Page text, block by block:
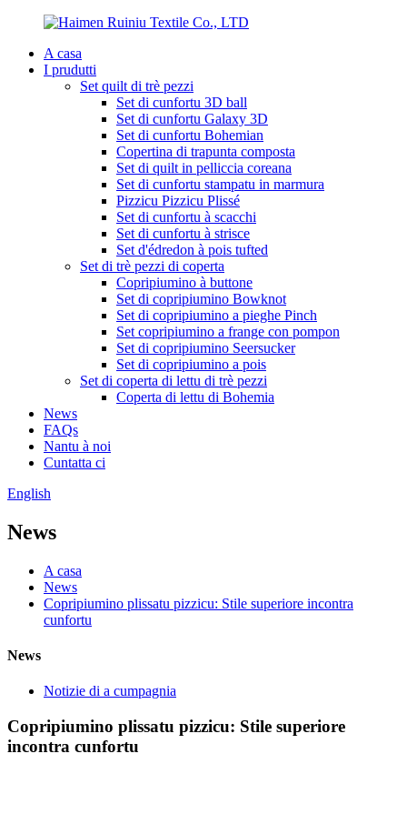
A casa
I prudutti
Set quilt di trè pezzi
Set di cunfortu 3D ball
Set di cunfortu Galaxy 3D
Set di cunfortu Bohemian
Copertina di trapunta composta
Set di quilt in pelliccia coreana
Set di cunfortu stampatu in marmura
Pizzicu Pizzicu Plissé
Set di cunfortu à scacchi
Set di cunfortu à strisce
Set d'édredon à pois tufted
Set di trè pezzi di coperta
Copripiumino à buttone
Set di copripiumino Bowknot
Set di copripiumino a pieghe Pinch
Set copripiumino a frange con pompon
Set di copripiumino Seersucker
Set di copripiumino a pois
Set di coperta di lettu di trè pezzi
Coperta di lettu di Bohemia
News
FAQs
Nantu à noi
Cuntatta ci
English
News
A casa
News
Copripiumino plissatu pizzicu: Stile superiore incontra
cunfortu
News
Notizie di a cumpagnia
Copripiumino plissatu pizzicu: Stile superiore
incontra cunfortu